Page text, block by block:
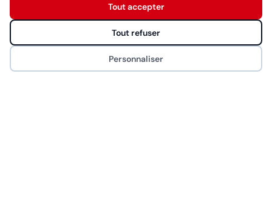
Eurostil
Personnaliser
Tout refuser
Tout accepter
Démarrer la conversation